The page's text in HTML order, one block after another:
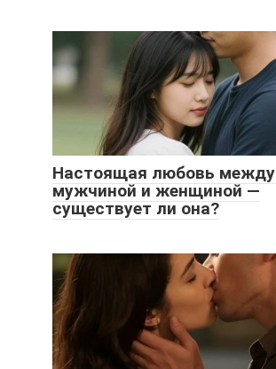
Настоящая любовь между
мужчиной и женщиной —
существует ли она?